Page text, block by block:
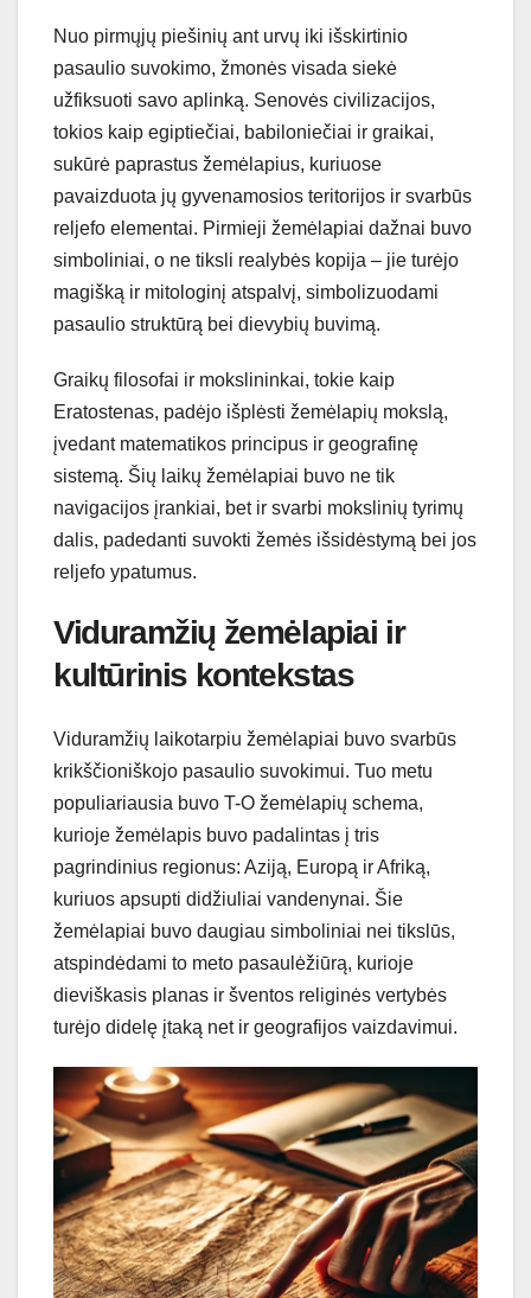
Nuo pirmųjų piešinių ant urvų iki išskirtinio
pasaulio suvokimo, žmonės visada siekė
užfiksuoti savo aplinką. Senovės civilizacijos,
tokios kaip egiptiečiai, babiloniečiai ir graikai,
sukūrė paprastus žemėlapius, kuriuose
pavaizduota jų gyvenamosios teritorijos ir svarbūs
reljefo elementai. Pirmieji žemėlapiai dažnai buvo
simboliniai, o ne tiksli realybės kopija – jie turėjo
magišką ir mitologinį atspalvį, simbolizuodami
pasaulio struktūrą bei dievybių buvimą.
Graikų filosofai ir mokslininkai, tokie kaip
Eratostenas, padėjo išplėsti žemėlapių mokslą,
įvedant matematikos principus ir geografinę
sistemą. Šių laikų žemėlapiai buvo ne tik
navigacijos įrankiai, bet ir svarbi mokslinių tyrimų
dalis, padedanti suvokti žemės išsidėstymą bei jos
reljefo ypatumus.
Viduramžių žemėlapiai ir
kultūrinis kontekstas
Viduramžių laikotarpiu žemėlapiai buvo svarbūs
krikščioniškojo pasaulio suvokimui. Tuo metu
populiariausia buvo T-O žemėlapių schema,
kurioje žemėlapis buvo padalintas į tris
pagrindinius regionus: Aziją, Europą ir Afriką,
kuriuos apsupti didžiuliai vandenynai. Šie
žemėlapiai buvo daugiau simboliniai nei tikslūs,
atspindėdami to meto pasaulėžiūrą, kurioje
dieviškasis planas ir šventos religinės vertybės
turėjo didelę įtaką net ir geografijos vaizdavimui.